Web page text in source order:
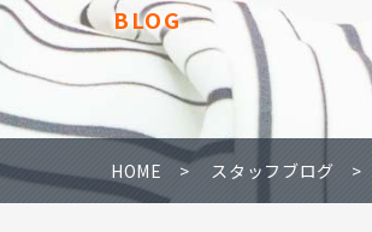
BLOG
HOME スタッフブログ